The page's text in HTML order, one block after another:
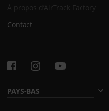
À propos d’AirTrack Factory
Contact